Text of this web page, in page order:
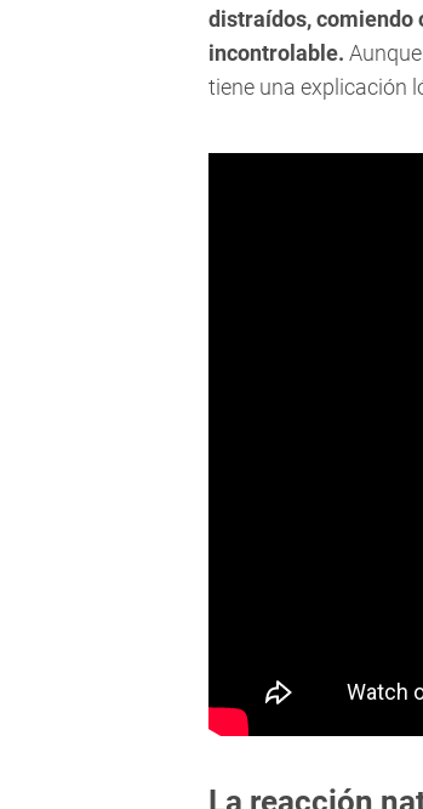
distraídos, comiendo
incontrolable.
tiene una explicación